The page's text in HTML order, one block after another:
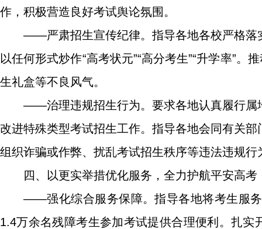
作，积极营造良好考试舆论氛围。
——严肃招生宣传纪律。指导各地各校严格落
以任何形式炒作“高考状元”“高分考生”“升学率”
生礼盒等不良风气。
——治理违规招生行为。要求各地认真履行属
改进特殊类型考试招生工作。指导各地会同有关
组织诈骗或作弊、扰乱考试招生秩序等违法违规
四、以更实举措优化服务，全力护航平安高考
——强化综合服务保障。指导各地将考生服
1.4万余名残障考生参加考试提供合理便利。扎实